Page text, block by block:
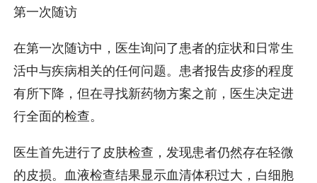
第一次随访
在第一次随访中，医生询问了患者的症状和日常生
活中与疾病相关的任何问题。患者报告皮疹的程度
有所下降，但在寻找新药物方案之前，医生决定进
行全面的检查。
医生首先进行了皮肤检查，发现患者仍然存在轻微
的皮损。血液检查结果显示血清体积过大，白细胞